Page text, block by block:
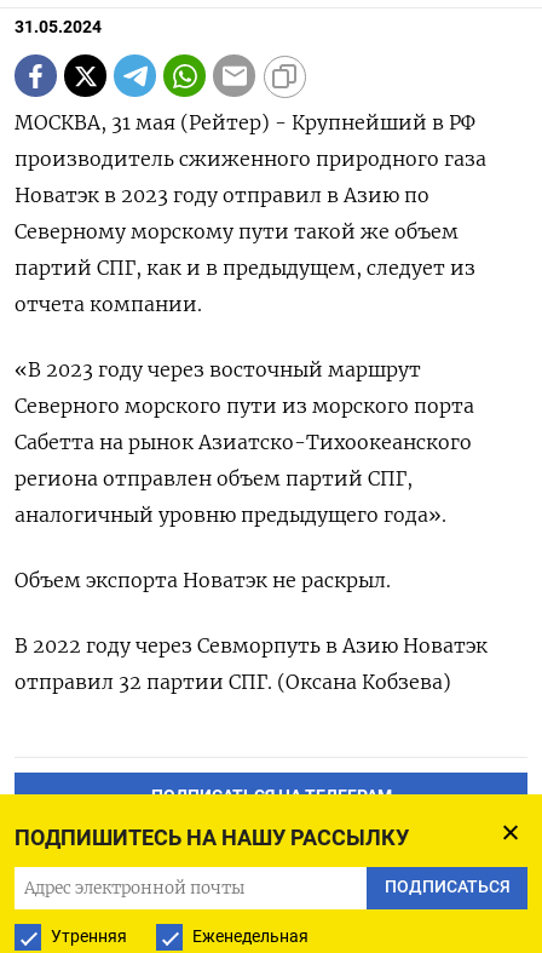
ПОДПИШИТЕСЬ НА НАШУ РАССЫЛКУ
ПОДПИСАТЬСЯ
Утренняя Еженедельная
31.05.2024
МОСКВА, 31 мая (Рейтер) - Крупнейший в РФ
производитель сжиженного природного газа
Новатэк в 2023 году отправил в Азию по
Северному морскому пути такой же объем
партий СПГ, как и в предыдущем, следует из
отчета компании.
«В 2023 году через восточный маршрут
Северного морского пути из морского порта
Сабетта на рынок Азиатско-Тихоокеанского
региона отправлен объем партий СПГ,
аналогичный уровню предыдущего года».
Объем экспорта Новатэк не раскрыл.
В 2022 году через Севморпуть в Азию Новатэк
отправил 32 партии СПГ. (Оксана Кобзева)
ПОДПИСАТЬСЯ НА ТЕЛЕГРАМ